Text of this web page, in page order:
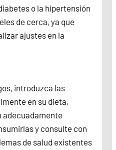
o la hipertensión
de cerca, ya que
ajustes en la
introduzca las
en su dieta,
adecuadamente
y consulte con
de salud existentes